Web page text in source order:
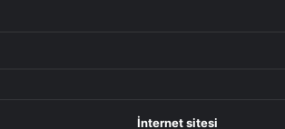
İnternet sitesi